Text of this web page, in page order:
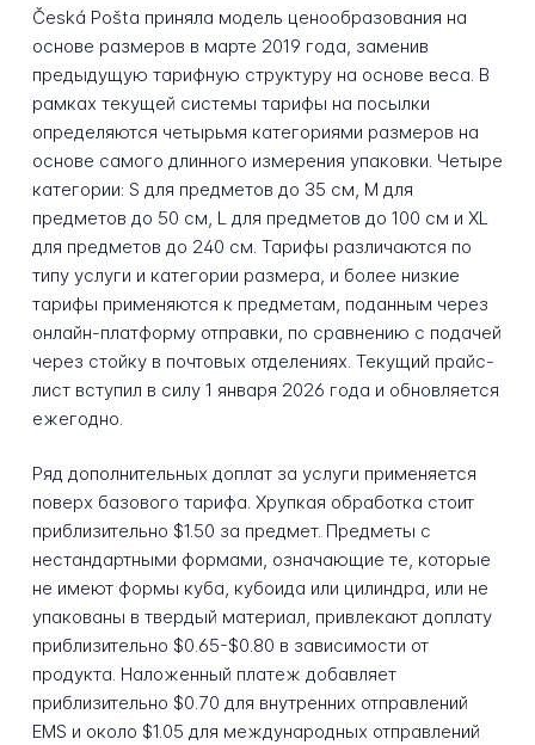
Česká Pošta приняла модель ценообразования на
основе размеров в марте 2019 года, заменив
предыдущую тарифную структуру на основе веса. В
рамках текущей системы тарифы на посылки
определяются четырьмя категориями размеров на
основе самого длинного измерения упаковки. Четыре
категории: S для предметов до 35 см, M для
предметов до 50 см, L для предметов до 100 см и XL
для предметов до 240 см. Тарифы различаются по
типу услуги и категории размера, и более низкие
тарифы применяются к предметам, поданным через
онлайн-платформу отправки, по сравнению с подачей
через стойку в почтовых отделениях. Текущий прайс-
лист вступил в силу 1 января 2026 года и обновляется
ежегодно.
Ряд дополнительных доплат за услуги применяется
поверх базового тарифа. Хрупкая обработка стоит
приблизительно $1.50 за предмет. Предметы с
нестандартными формами, означающие те, которые
не имеют формы куба, кубоида или цилиндра, или не
упакованы в твердый материал, привлекают доплату
приблизительно $0.65-$0.80 в зависимости от
продукта. Наложенный платеж добавляет
приблизительно $0.70 для внутренних отправлений
EMS и около $1.05 для международных отправлений